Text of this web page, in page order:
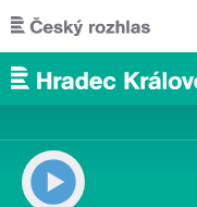
Přejít k hlavnímu obsahu